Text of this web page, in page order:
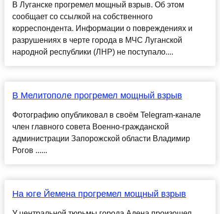
В Луганске прогремел мощный взрыв. Об этом
сообщает со ссылкой на собственного
корреспондента. Информации о повреждениях и
разрушениях в черте города в МЧС Луганской
народной республики (ЛНР) не поступало....
В Мелитополе прогремел мощный взрыв
Фотографию опубликовал в своём Telegram-канале
член главного совета Военно-гражданской
администрации Запорожской области Владимир
Рогов ......
На юге Йемена прогремел мощный взрыв